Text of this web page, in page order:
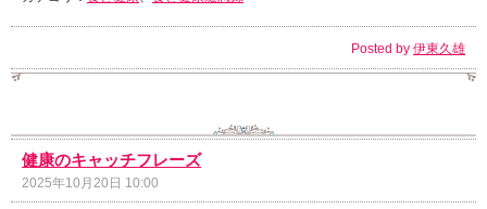
Posted by 伊東久雄
健康のキャッチフレーズ
2025年10月20日 10:00